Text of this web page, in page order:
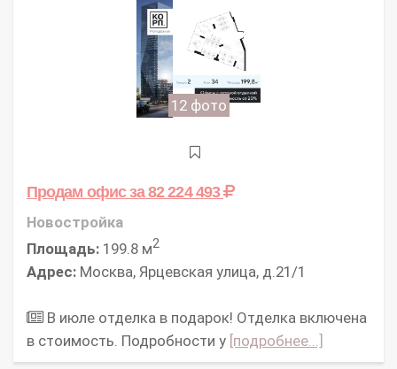
12 фото
Продам офисза 82 224 493
Новостройка
Площадь: 199.8 м2
Адрес: Москва, Ярцевская улица, д.21/1
В июле отделка в подарок! Отделка включена
в стоимость. Подробности у [подробнее...]